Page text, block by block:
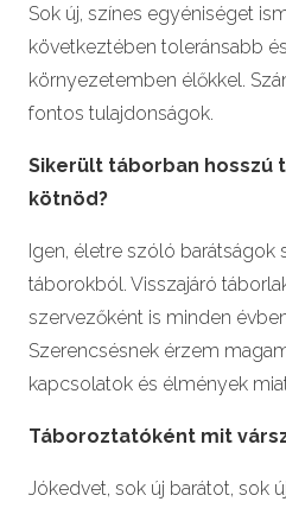
Sok új, színes egyéniséget
következtében toleránsabb
környezetemben élőkkel.
fontos tulajdonságok.
Sikerült táborban hosszú
kötnöd?
Igen, életre szóló barátságok
táborokból. Visszajáró
szervezőként is minden
Szerencsésnek érzem
kapcsolatok és élmények
Táboroztatóként mit
Jókedvet, sok új barátot, sok